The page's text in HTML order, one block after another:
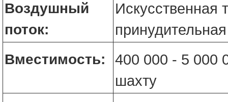
Воздушный
поток:
Искусственная
принудительная
Вместимость:
400 000 - 5 000
шахту